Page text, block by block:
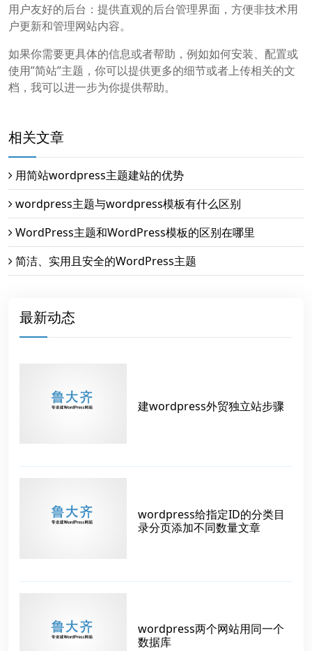
用户友好的后台：提供直观的后台管理界面，方便非技术用
户更新和管理网站内容。
如果你需要更具体的信息或者帮助，例如如何安装、配置或
使用”简站”主题，你可以提供更多的细节或者上传相关的文
档，我可以进一步为你提供帮助。
相关文章
用简站wordpress主题建站的优势
wordpress主题与wordpress模板有什么区别
WordPress主题和WordPress模板的区别在哪里
简洁、实用且安全的WordPress主题
最新动态
建wordpress外贸独立站步骤
wordpress给指定ID的分类目
录分页添加不同数量文章
wordpress两个网站用同一个
数据库